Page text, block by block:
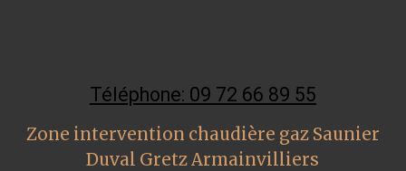
Téléphone: 09 72 66 89 55
Zone intervention chaudière gaz Saunier
Duval Gretz Armainvilliers